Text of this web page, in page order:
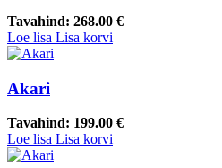
Tavahind: 268.00 €
Loe lisa Lisa korvi
Akari
Tavahind: 199.00 €
Loe lisa Lisa korvi